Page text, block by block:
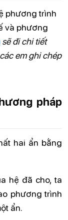
phương trình
và phương
sẽ đi chi tiết
em ghi chép
pháp
hai ẩn bằng
hệ đã cho, ta
phương trình
ẩn.